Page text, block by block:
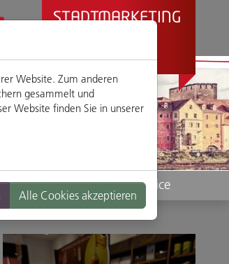
STADTMARKETING
PRÄSENTIERT
Service
Website. Zum anderen
gesammelt und
Website finden Sie in unserer
Alle Cookies akzeptieren